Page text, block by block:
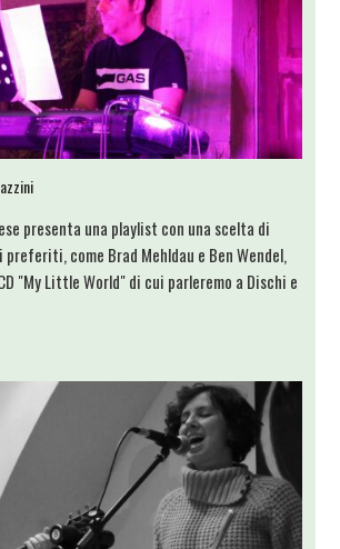
presenta una playlist con una scelta di
come Brad Mehldau e Ben Wendel,
"My Little World" di cui parleremo a Dischi e